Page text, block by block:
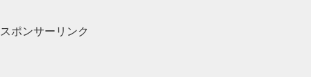
スポンサーリンク